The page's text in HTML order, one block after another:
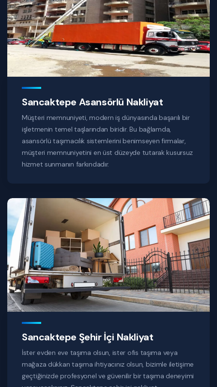
Sancaktepe Asansörlü Nakliyat
Müşteri memnuniyeti, modern iş dünyasında başarılı bir
işletmenin temel taşlarından biridir. Bu bağlamda,
asansörlü taşımacılık sistemlerini benimseyen firmalar,
müşteri memnuniyetini en üst düzeyde tutarak kusursuz
hizmet sunmanın farkındadır.
Sancaktepe Şehir İçi Nakliyat
İster evden eve taşıma olsun, ister ofis taşıma veya
mağaza dükkan taşıma ihtiyacınız olsun, bizimle iletişime
geçtiğinizde profesyonel ve güvenilir bir taşıma deneyimi